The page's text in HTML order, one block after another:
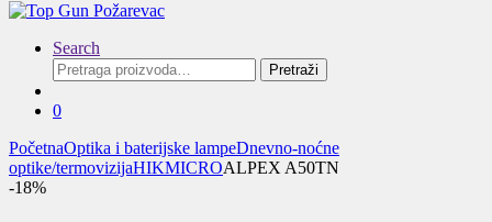
Search
Pretraga
za:
Pretraži
0
PočetnaOptika i baterijske lampeDnevno-noćne
optike/termovizijaHIKMICROALPEX A50TN
-18%